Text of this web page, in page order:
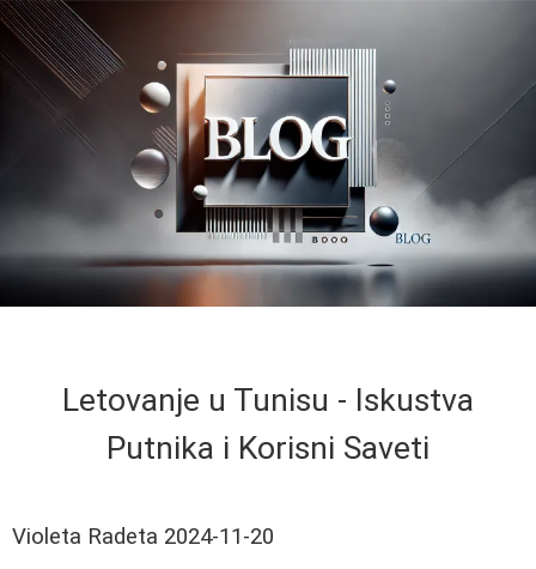
Letovanje u Tunisu - Iskustva
Putnika i Korisni Saveti
Violeta Radeta 2024-11-20